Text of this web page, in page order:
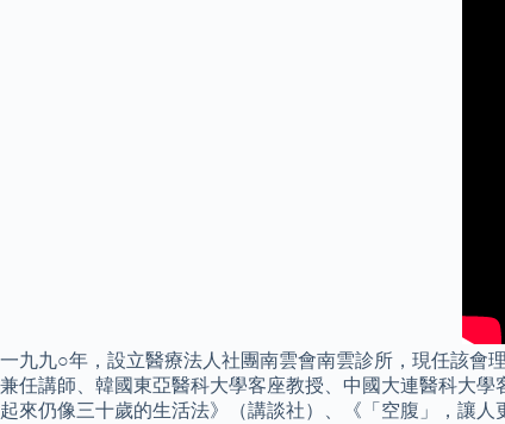
一九九○年，設立醫療法人社團南雲會南雲診所，現任該會
兼任講師、韓國東亞醫科大學客座教授、中國大連醫科大
起來仍像三十歲的生活法》（講談社）、《「空腹」，讓